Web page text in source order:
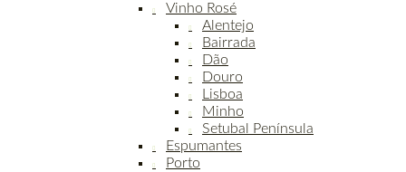
Vinho Rosé
Alentejo
Bairrada
Dão
Douro
Lisboa
Minho
Setubal Península
Espumantes
Porto